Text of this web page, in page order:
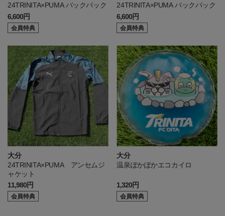
24TRINITA×PUMA バックパック
6,600円
会員特典
24TRINITA×PUMA バックパック
6,600円
会員特典
大分
24TRINITA×PUMA アンセムジ
ャケット
11,980円
会員特典
大分
温泉ぽかぽかエコカイロ
1,320円
会員特典